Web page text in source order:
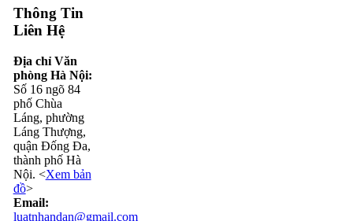
Thông Tin
Liên Hệ
Địa chỉ Văn
phòng Hà Nội:
Số 16 ngõ 84
phố Chùa
Láng, phường
Láng Thượng,
quận Đống Đa,
thành phố Hà
Nội. <Xem bản
đồ>
Email:
luatnhandan@gmail.com